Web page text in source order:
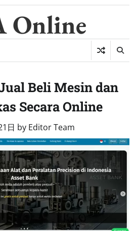
Online
Beli Mesin dan
Secara Online
日 by Editor Team